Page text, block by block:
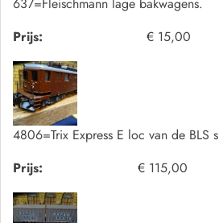
Prijs:
€ 15,00
4806=Trix Express E loc van de BLS
Prijs:
€ 115,00